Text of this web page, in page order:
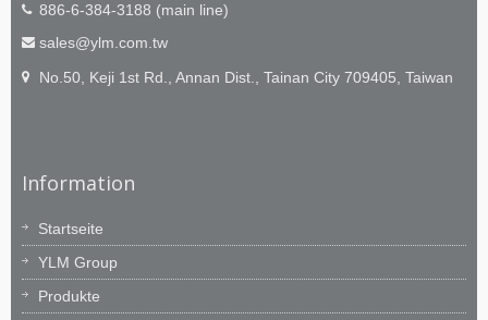
886-6-384-3188 (main line)
sales@ylm.com.tw
No.50, Keji 1st Rd., Annan Dist., Tainan City 709405, Taiwan
Information
Startseite
YLM Group
Produkte